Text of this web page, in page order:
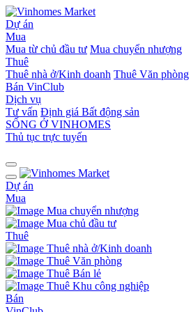
Dự án
Mua
Mua từ chủ đầu tư Mua chuyển nhượng
Thuê
Thuê nhà ở/Kinh doanh Thuê Văn phòng
Bán VinClub
Dịch vụ
Tư vấn Định giá Bất động sản
SỐNG Ở VINHOMES
Thủ tục trực tuyến
Dự án
Mua
Mua chuyển nhượng
Mua chủ đầu tư
Thuê
Thuê nhà ở/Kinh doanh
Thuê Văn phòng
Thuê Bán lẻ
Thuê Khu công nghiệp
Bán